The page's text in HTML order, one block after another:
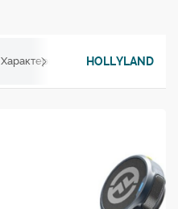
Характеристики Отзывы
HOLLYLAND